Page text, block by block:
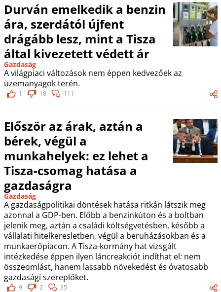
Durván emelkedik a benzin
ára, szerdától újfent
drágább lesz, mint a Tisza
által kivezetett védett ár
Gazdaság
A világpiaci változások nem éppen kedvezőek az
üzemanyagok terén.
1 18 111
Először az árak, aztán a
bérek, végül a
munkahelyek: ez lehet a
Tisza-csomag hatása a
gazdaságra
Gazdaság
A gazdaságpolitikai döntések hatása ritkán látszik meg
azonnal a GDP-ben. Előbb a benzinkúton és a boltban
jelenik meg, aztán a családi költségvetésben, később a
vállalati hitelkeresletben, végül a beruházásokban és a
munkaerőpiacon. A Tisza-kormány hat vizsgált
intézkedése éppen ilyen láncreakciót indíthat el: nem
összeomlást, hanem lassabb növekedést és óvatosabb
gazdasági szereplőket.
9 2 35